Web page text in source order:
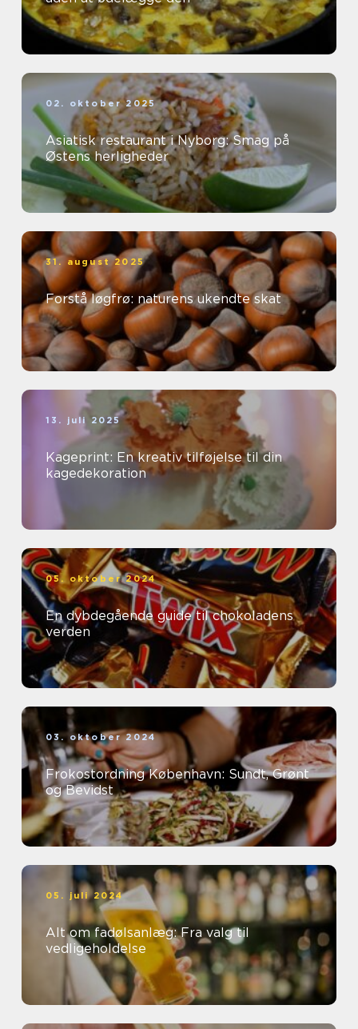
02. oktober 2025
Asiatisk restaurant i Nyborg: Smag på
Østens herligheder
31. august 2025
Forstå løgfrø: naturens ukendte skat
13. juli 2025
Kageprint: En kreativ tilføjelse til din
kagedekoration
05. oktober 2024
En dybdegående guide til chokoladens
verden
03. oktober 2024
Frokostordning København: Sundt, Grønt
og Bevidst
05. juli 2024
Alt om fadølsanlæg: Fra valg til
vedligeholdelse